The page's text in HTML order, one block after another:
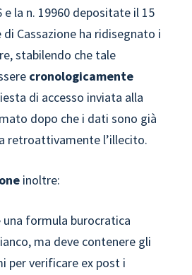
e la n. 19960 depositate il 15
Cassazione ha ridisegnato i
stabilendo che tale
cronologicamente
di accesso inviata alla
dopo che i dati sono già
retroattivamente l’illecito.
inoltre:
una formula burocratica
ma deve contenere gli
per verificare ex post i